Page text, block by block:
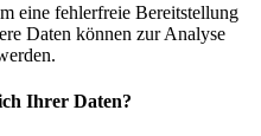
eine fehlerfreie Bereitstellung
Daten können zur Analyse
Ihrer Daten?